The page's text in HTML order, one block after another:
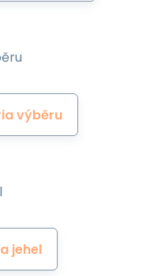
výběru
jehel